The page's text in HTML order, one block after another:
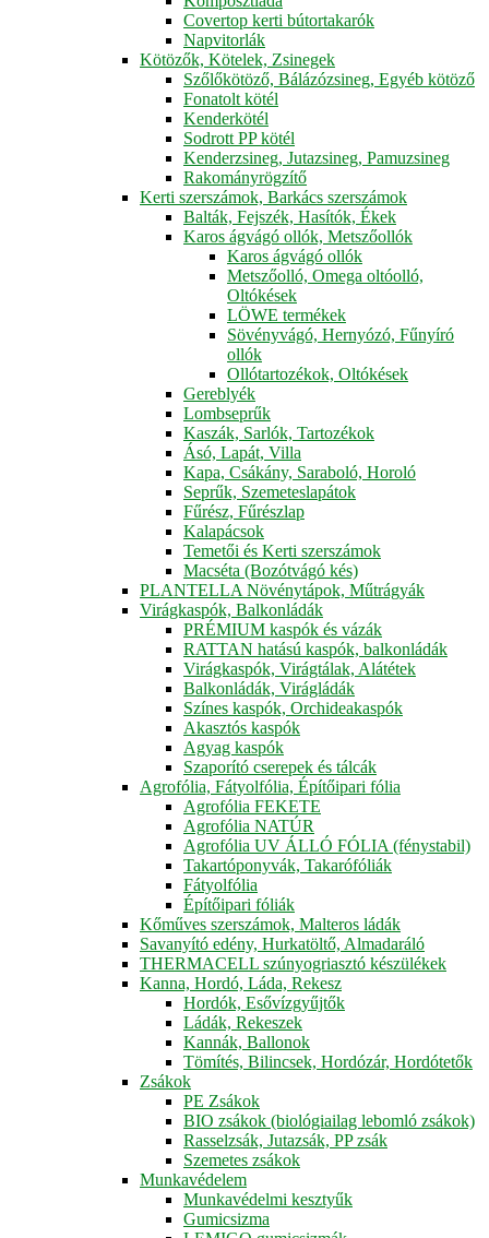
Covertop kerti bútortakarók
Napvitorlák
Kötözők, Kötelek, Zsinegek
Szőlőkötöző, Bálázózsineg, Egyéb kötöző
Fonatolt kötél
Kenderkötél
Sodrott PP kötél
Kenderzsineg, Jutazsineg, Pamuzsineg
Rakományrögzítő
Kerti szerszámok, Barkács szerszámok
Balták, Fejszék, Hasítók, Ékek
Karos ágvágó ollók, Metszőollók
Karos ágvágó ollók
Metszőolló, Omega oltóolló,
Oltókések
LÖWE termékek
Sövényvágó, Hernyózó, Fűnyíró
ollók
Ollótartozékok, Oltókések
Gereblyék
Lombseprűk
Kaszák, Sarlók, Tartozékok
Ásó, Lapát, Villa
Kapa, Csákány, Saraboló, Horoló
Seprűk, Szemeteslapátok
Fűrész, Fűrészlap
Kalapácsok
Temetői és Kerti szerszámok
Macséta (Bozótvágó kés)
PLANTELLA Növénytápok, Műtrágyák
Virágkaspók, Balkonládák
PRÉMIUM kaspók és vázák
RATTAN hatású kaspók, balkonládák
Virágkaspók, Virágtálak, Alátétek
Balkonládák, Virágládák
Színes kaspók, Orchideakaspók
Akasztós kaspók
Agyag kaspók
Szaporító cserepek és tálcák
Agrofólia, Fátyolfólia, Építőipari fólia
Agrofólia FEKETE
Agrofólia NATÚR
Agrofólia UV ÁLLÓ FÓLIA (fénystabil)
Takartóponyvák, Takarófóliák
Fátyolfólia
Építőipari fóliák
Kőműves szerszámok, Malteros ládák
Savanyító edény, Hurkatöltő, Almadaráló
THERMACELL szúnyogriasztó készülékek
Kanna, Hordó, Láda, Rekesz
Hordók, Esővízgyűjtők
Ládák, Rekeszek
Kannák, Ballonok
Tömítés, Bilincsek, Hordózár, Hordótetők
Zsákok
PE Zsákok
BIO zsákok (biológiailag lebomló zsákok)
Rasselzsák, Jutazsák, PP zsák
Szemetes zsákok
Munkavédelem
Munkavédelmi kesztyűk
Gumicsizma